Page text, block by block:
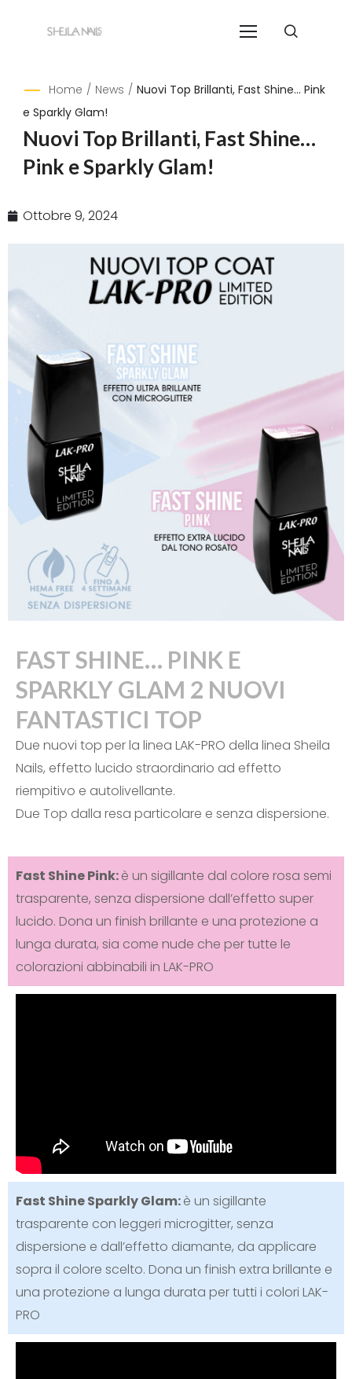
Home / News / Nuovi Top Brillanti, Fast Shine… Pink
e Sparkly Glam!
Nuovi Top Brillanti, Fast Shine…
Pink e Sparkly Glam!
Ottobre 9, 2024
FAST SHINE… PINK E
SPARKLY GLAM 2 NUOVI
FANTASTICI TOP
Due nuovi top per la linea LAK-PRO della linea Sheila
Nails, effetto lucido straordinario ad effetto
riempitivo e autolivellante.
Due Top dalla resa particolare e senza dispersione.
Fast Shine Pink:è un sigillante dal colore rosa semi
trasparente, senza dispersione dall’effetto super
lucido. Dona un finish brillante e una protezione a
lunga durata, sia come nude che per tutte le
colorazioni abbinabili in LAK-PRO
Fast Shine Sparkly Glam:è un sigillante
trasparente con leggeri microgitter, senza
dispersione e dall’effetto diamante, da applicare
sopra il colore scelto. Dona un finish extra brillante e
una protezione a lunga durata per tutti i colori LAK-
PRO